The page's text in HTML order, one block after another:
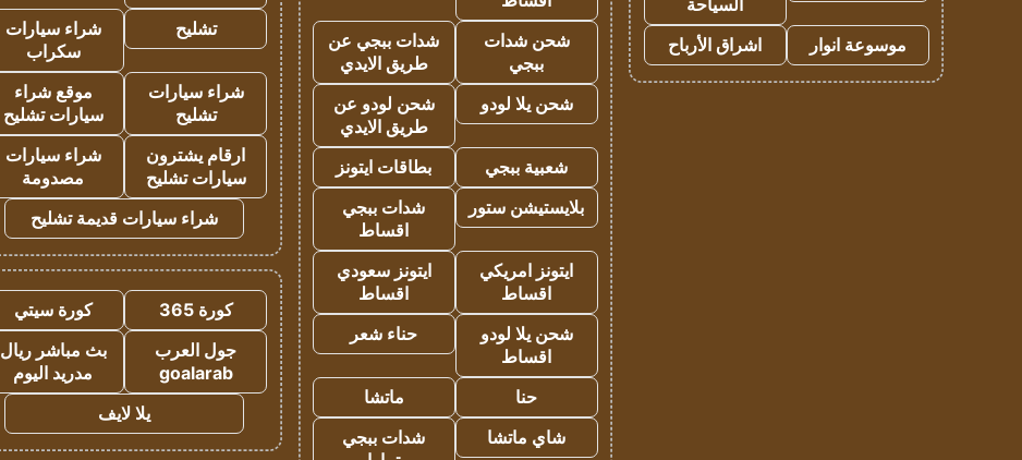
السياحة
موسوعة انوار
اشراق الأرباح
شحن شدات
ببجي
شدات ببجي عن
طريق الايدي
شحن يلا لودو
شحن لودو عن
طريق الايدي
شعبية ببجي
بطاقات ايتونز
بلايستيشن ستور
شدات ببجي
اقساط
ايتونز امريكي
اقساط
ايتونز سعودي
اقساط
شحن يلا لودو
اقساط
حناء شعر
حنا
ماتشا
شاي ماتشا
شدات ببجي
تشليح
شراء سيارات
سكراب
شراء سيارات
تشليح
موقع شراء
سيارات تشليح
ارقام يشترون
سيارات تشليح
شراء سيارات
مصدومة
شراء سيارات قديمة تشليح
كورة 365
كورة سيتي
جول العرب
goalarab
بث مباشر ريال
مدريد اليوم
يلا لايف